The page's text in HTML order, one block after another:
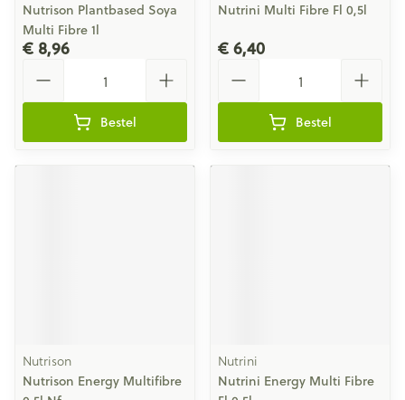
Nutrison Plantbased Soya
Multi Fibre 1l
€ 8,96
Bestel
Nutrini Multi Fibre Fl 0,5l
€ 6,40
Bestel
Nutrison
Nutrison Energy Multifibre
Nutrini
Nutrini Energy Multi Fibre